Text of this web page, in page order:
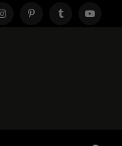
InstagramPinterestTumblr